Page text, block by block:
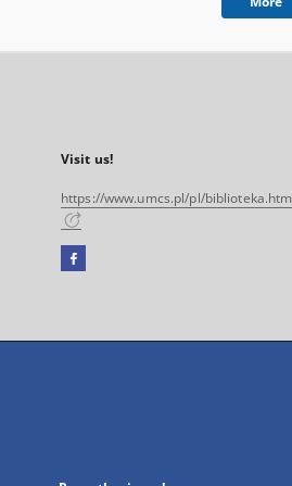
Visit us!
https://www.umcs.pl/pl/biblioteka.htm
Facebook
open